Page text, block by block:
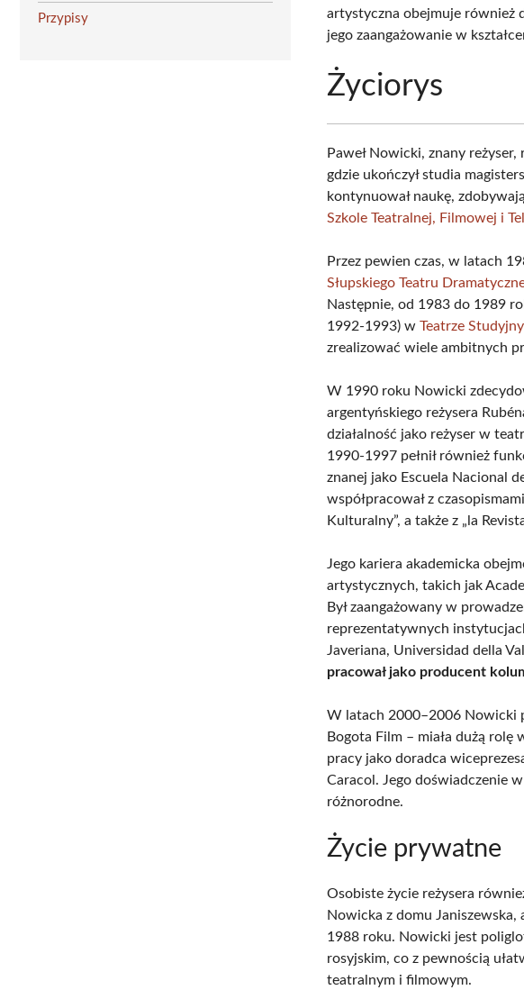
Przypisy
artystyczna obejmuje również
jego zaangażowanie w
Życiorys
Paweł Nowicki, znany reżyser,
gdzie ukończył studia
kontynuował naukę,
Szkole Teatralnej, Filmowej i
Przez pewien czas, w latach
Słupskiego Teatru
Następnie, od 1983 do 1989
1992-1993) wTeatrze
zrealizować wiele ambitnych
W 1990 roku Nowicki
argentyńskiego reżysera
działalność jako reżyser w
1990-1997 pełnił również
znanej jako Escuela Nacional
współpracował z
Kulturalny”, a także z „la
Jego kariera akademicka
artystycznych, takich jak
Był zaangażowany w
reprezentatywnych
Javeriana, Universidad della
pracował jako producent
W latach 2000–2006 Nowicki
Bogota Film – miała dużą
pracy jako doradca
Caracol. Jego doświadczenie
różnorodne.
Życie prywatne
Osobiste życie reżysera
Nowicka z domu Janiszewska,
1988 roku. Nowicki jest
rosyjskim, co z pewnością
teatralnym i filmowym.